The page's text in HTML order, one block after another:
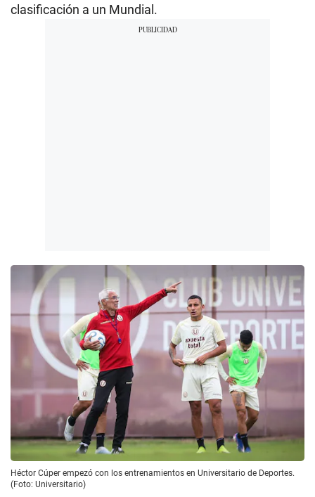
clasificación a un Mundial.
Héctor Cúper empezó con los entrenamientos en Universitario de Deportes.
(Foto: Universitario)